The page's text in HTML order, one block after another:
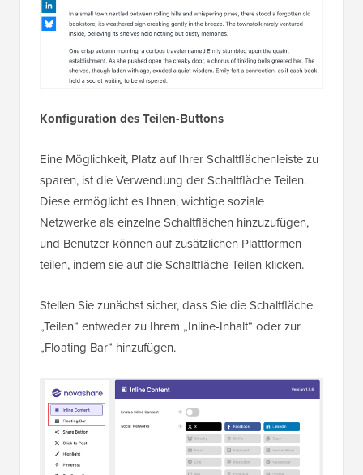
Konfiguration des Teilen-Buttons
Eine Möglichkeit, Platz auf Ihrer Schaltflächenleiste zu
sparen, ist die Verwendung der Schaltfläche Teilen.
Diese ermöglicht es Ihnen, wichtige soziale
Netzwerke als einzelne Schaltflächen hinzuzufügen,
und Benutzer können auf zusätzlichen Plattformen
teilen, indem sie auf die Schaltfläche Teilen klicken.
Stellen Sie zunächst sicher, dass Sie die Schaltfläche
„Teilen“ entweder zu Ihrem „Inline-Inhalt“ oder zur
„Floating Bar“ hinzufügen.